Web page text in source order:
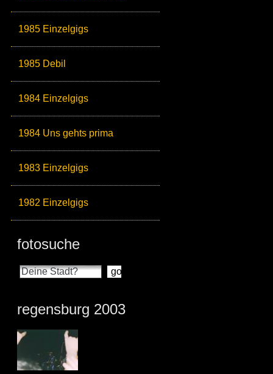
1985 Einzelgigs
1985 Debil
1984 Einzelgigs
1984 Uns gehts prima
1983 Einzelgigs
1982 Einzelgigs
fotosuche
regensburg 2003